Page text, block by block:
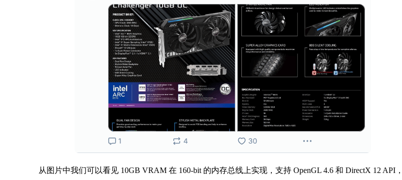
从图片中我们可以看见 10GB VRAM 在 160-bit 的内存总线上实现，支持 OpenGL 4.6 和 DirectX 12 API，